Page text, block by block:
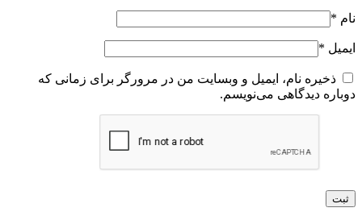
نام *
ایمیل *
ذخیره نام، ایمیل و وبسایت من در مرورگر برای زمانی که
دوباره دیدگاهی می‌نویسم.